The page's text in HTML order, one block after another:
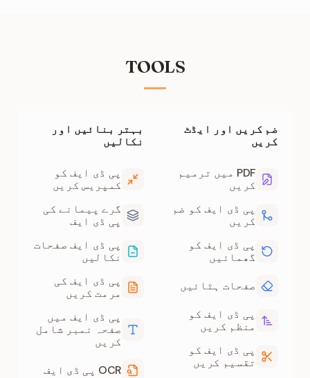
TOOLS
ضم کریں اور ایڈٹ
کریں
PDF میں ترمیم
کریں
پی ڈی ایف کو ضم
کریں
پی ڈی ایف کو
گھمائیں
صفحات ہٹائیں
پی ڈی ایف کو
منظم کریں
پی ڈی ایف کو
تقسیم کریں
بہتر بنائیں اور
نکالیں
پی ڈی ایف کو
کمپریس کریں
گرے پیمانے کی
پی ڈی ایف
پی ڈی ایف صفحات
نکالیں
پی ڈی ایف کی
مرمت کریں
پی ڈی ایف میں
صفحہ نمبر شامل
کریں
OCR پی ڈی ایف